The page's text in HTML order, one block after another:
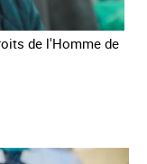
de l'Homme de